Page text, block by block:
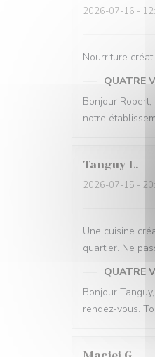
2026-07-16 -
Nourriture
QUATRE
Bonjour
notre
Tanguy L
2026-07-15 -
Une cuisine
quartier. Ne
QUATRE
Bonjour
rendez-vous.